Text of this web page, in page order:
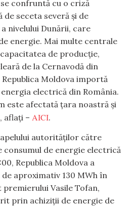
confruntă cu o criză
seceta severă și de
nivelului Dunării, care
energie. Mai multe centrale
de producție,
de la Cernavodă din
Moldova importă
electrică din România.
este afectată țara noastră și
aflați – AICI.
autorităților către
consumul de energie electrică
Republica Moldova a
aproximativ 130 MWh în
Vasile Tofan,
prin achiziții de energie de